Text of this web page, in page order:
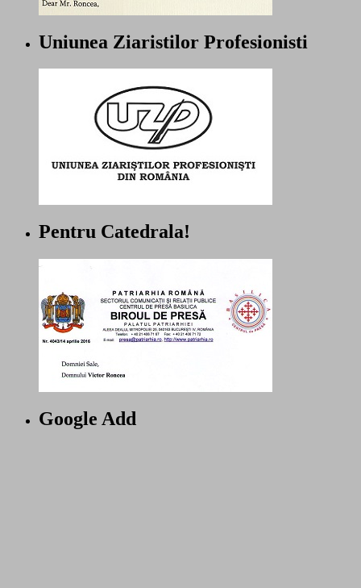
Uniunea Ziaristilor Profesionisti
Pentru Catedrala!
Google Add